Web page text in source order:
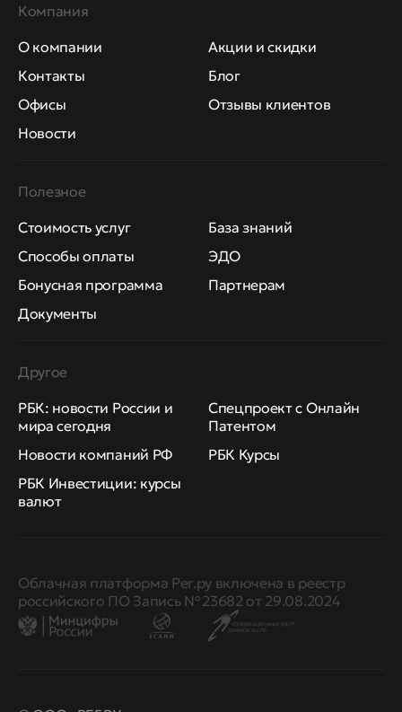
Компания
О компании
Контакты
Офисы
Новости
Акции и скидки
Блог
Отзывы клиентов
Полезное
Стоимость услуг
Способы оплаты
Бонусная программа
Документы
База знаний
ЭДО
Партнерам
Другое
РБК: новости России и
мира сегодня
Новости компаний РФ
РБК Инвестиции: курсы
валют
Спецпроект с Онлайн
Патентом
РБК Курсы
Облачная платформа Рег.ру включена в реестр
российского ПО Запись № 23682 от 29.08.2024